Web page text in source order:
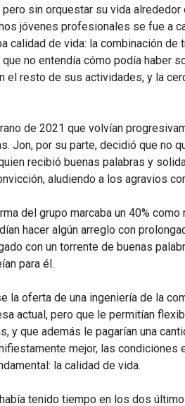
sin orquestar su vida alrededor
jóvenes profesionales se fue a
calidad de vida: la combinación de
no entendía cómo podía haber
el resto de sus actividades, y la
de 2021 que volvían
Jon, por su parte, decidió que no
recibió buenas palabras y
aludiendo a los agravios
del grupo marcaba un 40%
hacer algún arreglo con
con un torrente de buenas
para él.
la oferta de una ingeniería de la
actual, pero que le permitían
y que además le pagarían una
mejor, las condiciones
la calidad de vida.
tenido tiempo en los dos